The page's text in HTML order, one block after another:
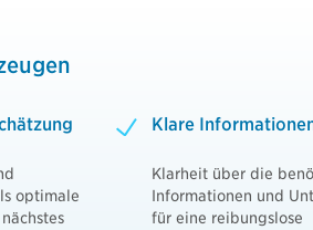
optimale
Klare
Klarheit über die
Informationen und
für eine reibungslose